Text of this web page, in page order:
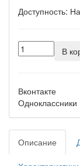
Доступность:
В
Вконтакте
Одноклассники
Описание